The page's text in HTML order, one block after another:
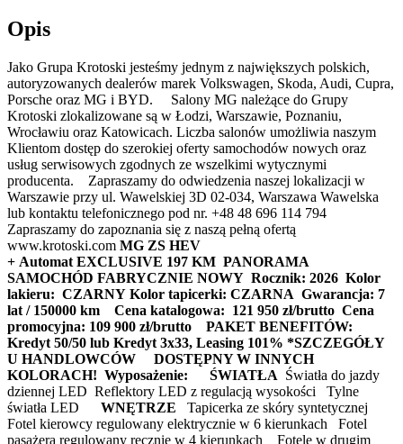
Opis
Jako Grupa Krotoski jesteśmy jednym z największych polskich,
autoryzowanych dealerów marek Volkswagen, Skoda, Audi, Cupra,
Porsche oraz MG i BYD. Salony MG należące do Grupy
Krotoski zlokalizowane są w Łodzi, Warszawie, Poznaniu,
Wrocławiu oraz Katowicach. Liczba salonów umożliwia naszym
Klientom dostęp do szerokiej oferty samochodów nowych oraz
usług serwisowych zgodnych ze wszelkimi wytycznymi
producenta. Zapraszamy do odwiedzenia naszej lokalizacji w
Warszawie przy ul. Wawelskiej 3D 02-034, Warszawa Wawelska
lub kontaktu telefonicznego pod nr. +48 48 696 114 794
Zapraszamy do zapoznania się z naszą pełną ofertą
www.krotoski.com MG ZS HEV
+ Automat EXCLUSIVE 197 KM PANORAMA
SAMOCHÓD FABRYCZNIE NOWY Rocznik: 2026 Kolor
lakieru: CZARNY Kolor tapicerki: CZARNA Gwarancja: 7
lat / 150000 km
Cena katalogowa: 121 950 zł/brutto Cena
promocyjna: 109 900 zł/brutto
PAKET BENEFITÓW:
Kredyt 50/50 lub Kredyt 3x33, Leasing 101% *SZCZEGÓŁY
U HANDLOWCÓW
DOSTĘPNY W INNYCH
KOLORACH! Wyposażenie: ŚWIATŁA Światła do jazdy
dziennej LED Reflektory LED z regulacją wysokości Tylne
światła LED
WNĘTRZE
Tapicerka ze skóry syntetycznej
Fotel kierowcy regulowany elektrycznie w 6 kierunkach Fotel
pasażera regulowany ręcznie w 4 kierunkach Fotele w drugim